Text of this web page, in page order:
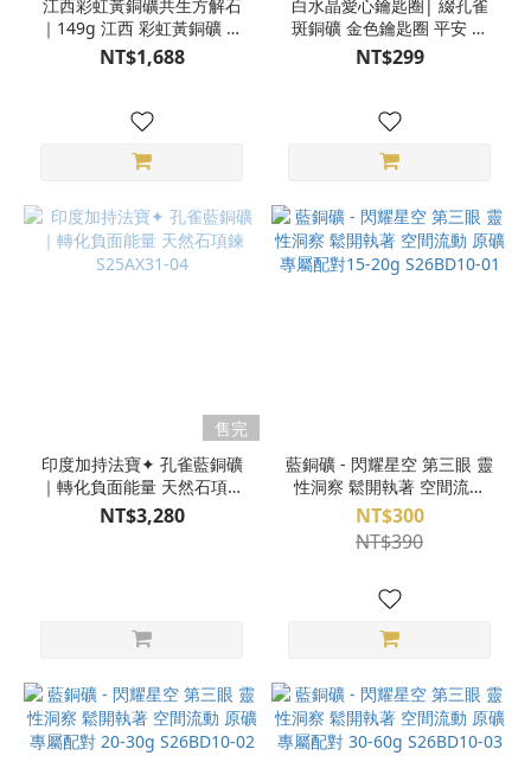
江西彩虹黃銅礦共生方解石
｜149g 江西 彩虹黃銅礦 共
生方解石 風水 空間藝術擺件
天然原礦 S25BU02-009
NT$1,688
白水晶愛心鑰匙圈| 綴孔雀
斑銅礦 金色鑰匙圈 平安 墜
飾 鑰匙圈 隨機出貨
S25BU12-02
NT$299
售完
印度加持法寶✦ 孔雀藍銅礦
｜轉化負面能量 天然石項鍊
S25AX31-04
NT$3,280
藍銅礦 - 閃耀星空 第三眼 靈
性洞察 鬆開執著 空間流動
原礦 專屬配對15-20g
S26BD10-01
NT$300
NT$390